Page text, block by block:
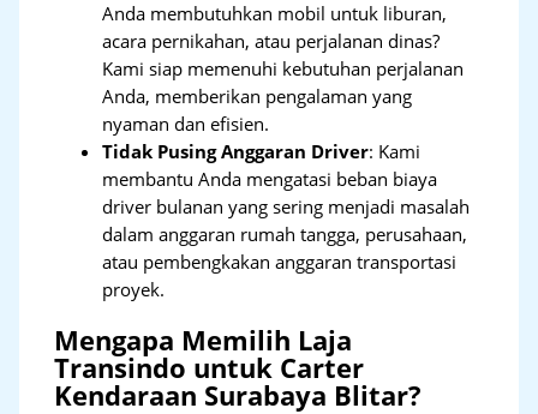
Anda membutuhkan mobil untuk liburan,
acara pernikahan, atau perjalanan dinas?
Kami siap memenuhi kebutuhan perjalanan
Anda, memberikan pengalaman yang
nyaman dan efisien.
Tidak Pusing Anggaran Driver: Kami
membantu Anda mengatasi beban biaya
driver bulanan yang sering menjadi masalah
dalam anggaran rumah tangga, perusahaan,
atau pembengkakan anggaran transportasi
proyek.
Mengapa Memilih Laja
Transindo untuk Carter
Kendaraan Surabaya Blitar?